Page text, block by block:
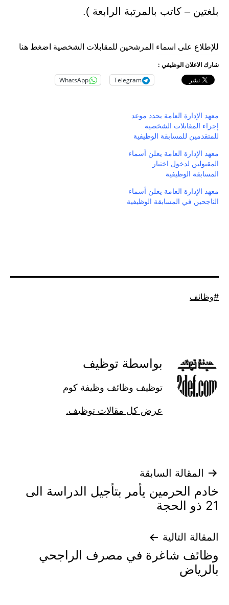
بلغتين – كاتب بالمرتبة الرابعة ).
للإطلاع على اسماء المرشحين للمقابلات الشخصية اضغط هنا
شارك الاعلان الوظيفي :
Telegram
WhatsApp
معهد الإدارة العامة يحدد موعد
إجراء المقابلات الشخصية
للمتقدمين للمسابقة الوظيفية
معهد الإدارة العامة يعلن أسماء
المقبولين لدخول اختبار
المسابقة الوظيفية
معهد الإدارة العامة يعلن أسماء
الناجحين في المسابقة الوظيفية
موسوم
وظائف
بواسطة توظيف
توظيف وظائف وظيفة كوم
عرض كل مقالات توظيف.
تصفّح
المقالات
المقالة السابقة
خادم الحرمين يأمر بتأجيل الدراسة الى
21 ذو الحجة
المقالة التالية
وظائف شاغرة في مصرف الراجحي
بالرياض